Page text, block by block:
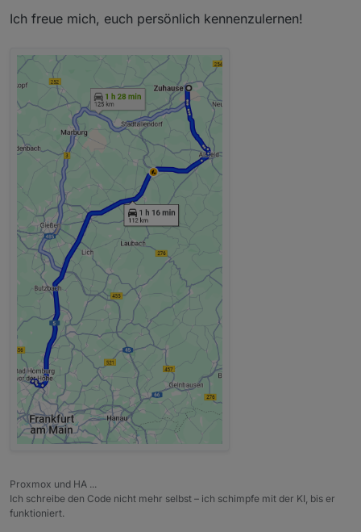
Ich freue mich, euch persönlich kennenzulernen!
Proxmox und HA ...
Ich schreibe den Code nicht mehr selbst – ich schimpfe mit der KI, bis er
funktioniert.